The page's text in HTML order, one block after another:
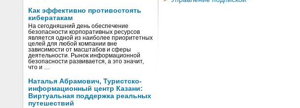
Как эффективно противостоять
кибератакам
На сегодняшний день обеспечение
безопасности корпоративных ресурсов
является одной из наиболее приоритетных
целей для любой компании вне
зависимости от масштабов и сферы
деятельности. Рынок информационной
безопасности развивается, а это значит,
что и …
Наталья Абрамович, Туристско-
информационный центр Казани:
Виртуальная поддержка реальных
путешествий